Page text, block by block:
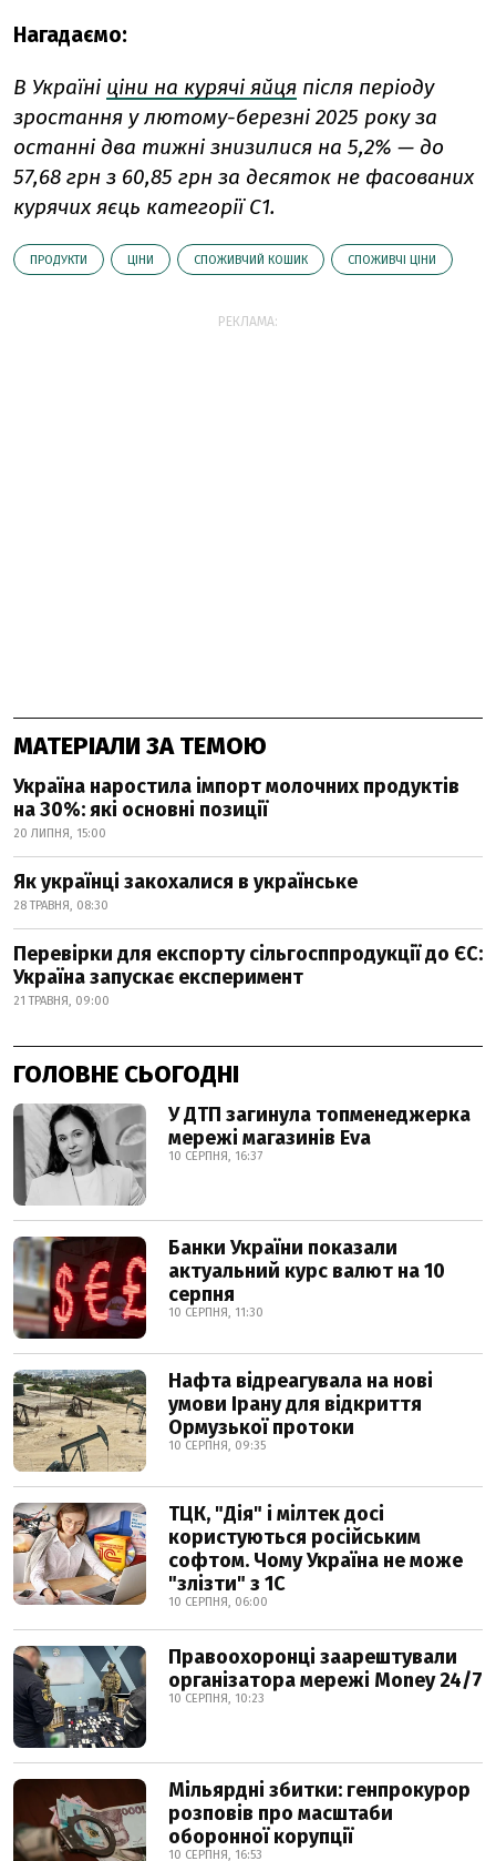
Нагадаємо:
В Україні ціни на курячі яйця після періоду
зростання у лютому-березні 2025 року за
останні два тижні знизилися на 5,2% — до
57,68 грн з 60,85 грн за десяток не фасованих
курячих яєць категорії С1.
ПРОДУКТИ ЦІНИ СПОЖИВЧИЙ КОШИК СПОЖИВЧІ ЦІНИ
РЕКЛАМА:
МАТЕРІАЛИ ЗА ТЕМОЮ
Україна наростила імпорт молочних продуктів
на 30%: які основні позиції
20 ЛИПНЯ, 15:00
Як українці закохалися в українське
28 ТРАВНЯ, 08:30
Перевірки для експорту сільгосппродукції до ЄС:
Україна запускає експеримент
21 ТРАВНЯ, 09:00
ГОЛОВНЕ СЬОГОДНІ
У ДТП загинула топменеджерка
мережі магазинів Eva
10 СЕРПНЯ, 16:37
Банки України показали
актуальний курс валют на 10
серпня
10 СЕРПНЯ, 11:30
Нафта відреагувала на нові
умови Ірану для відкриття
Ормузької протоки
10 СЕРПНЯ, 09:35
ТЦК, "Дія" і мілтек досі
користуються російським
софтом. Чому Україна не може
"злізти" з 1С
10 СЕРПНЯ, 06:00
Правоохоронці заарештували
організатора мережі Money 24/7
10 СЕРПНЯ, 10:23
Мільярдні збитки: генпрокурор
розповів про масштаби
оборонної корупції
10 СЕРПНЯ, 16:53